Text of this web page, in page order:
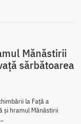
Mănăstirii
sărbătoarea
la Față a
și hramul Mănăstirii